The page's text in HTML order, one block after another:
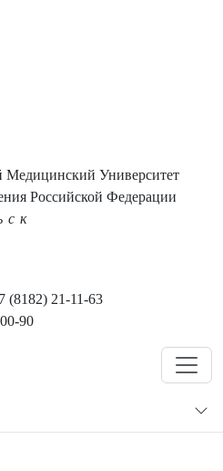
Медицинский Университет
Российской Федерации
(8182) 21-11-63
90